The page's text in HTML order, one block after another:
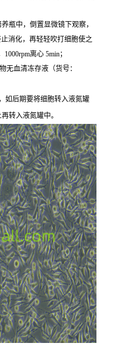
瓶中，倒置显微镜下观察，
消化，再轻轻吹打细胞使之
离心 5min；
无血清冻存液（货号：
如后期要将细胞转入液氮罐
转入液氮罐中。